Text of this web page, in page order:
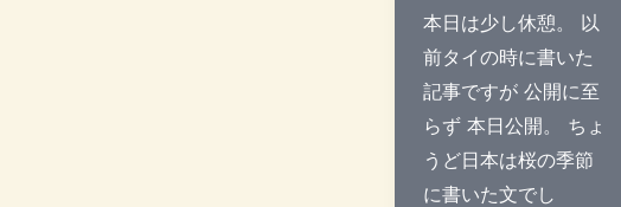
年
７
月
そ
の
3
本日は少し休憩。 以
前タイの時に書いた
記事ですが 公開に至
らず 本日公開。 ちょ
うど日本は桜の季節
に書いた文でし